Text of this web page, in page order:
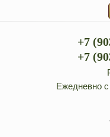
+7
+7
Ежедневно